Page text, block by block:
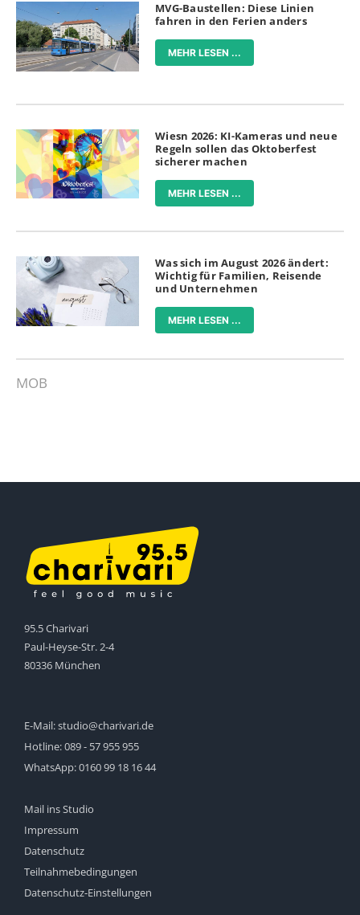
MVG-Baustellen: Diese Linien
fahren in den Ferien anders
MEHR LESEN ...
Wiesn 2026: KI-Kameras und neue
Regeln sollen das Oktoberfest
sicherer machen
MEHR LESEN ...
Was sich im August 2026 ändert:
Wichtig für Familien, Reisende
und Unternehmen
MEHR LESEN ...
MOB
95.5 Charivari
Paul-Heyse-Str. 2-4
80336 München
E-Mail:studio@charivari.de
Hotline:089 - 57 955 955
WhatsApp:0160 99 18 16 44
Mail ins Studio
Impressum
Datenschutz
Teilnahmebedingungen
Datenschutz-Einstellungen